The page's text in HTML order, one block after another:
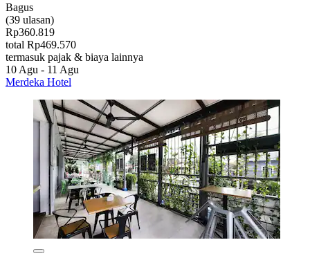
Bagus
(39 ulasan)
Rp360.819
total Rp469.570
termasuk pajak & biaya lainnya
10 Agu - 11 Agu
Merdeka Hotel